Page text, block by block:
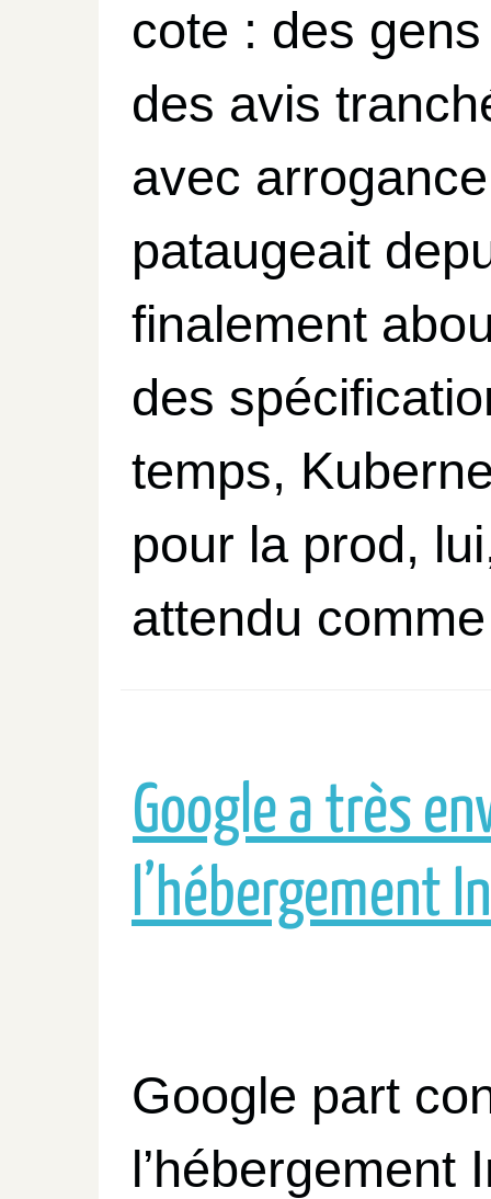
cote : des
des avis
avec
pataugeait
finalement
des
temps,
pour la prod,
attendu
Google a très
l’hébergement
Google part
l’hébergement